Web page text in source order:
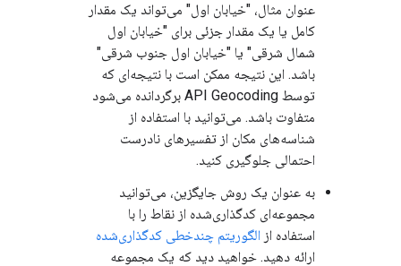
عنوان مثال، "خیابان اول" می‌تواند یک مقدار
کامل یا یک مقدار جزئی برای "خیابان اول
شمال شرقی" یا "خیابان اول جنوب شرقی"
باشد. این نتیجه ممکن است با نتیجه‌ای که
توسط API Geocoding برگردانده می‌شود
متفاوت باشد. می‌توانید با استفاده از
شناسه‌های مکان از تفسیرهای نادرست
احتمالی جلوگیری کنید.
به عنوان یک روش جایگزین، می‌توانید
مجموعه‌ای کدگذاری‌شده از نقاط را با
استفاده از الگوریتم چندخطی کدگذاری‌شده
ارائه دهید. خواهید دید که یک مجموعه